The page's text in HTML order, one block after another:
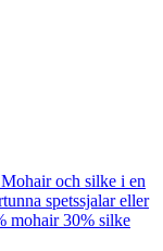
och silke i en
spetssjalar eller
mohair 30% silke